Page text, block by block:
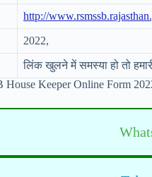
http://
2022,
लिंक खुलने में समस्या हो तो
House Keeper Online Form